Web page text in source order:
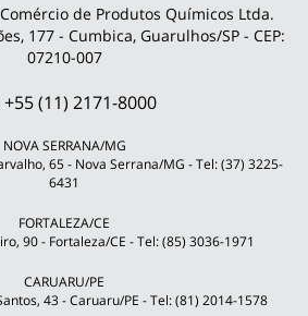
de Produtos Químicos Ltda.
177 - Cumbica, Guarulhos/SP - CEP:
07210-007
+55 (11) 2171-8000
NOVA SERRANA/MG
65 - Nova Serrana/MG - Tel: (37) 3225-
6431
FORTALEZA/CE
90 - Fortaleza/CE - Tel: (85) 3036-1971
CARUARU/PE
43 - Caruaru/PE - Tel: (81) 2014-1578